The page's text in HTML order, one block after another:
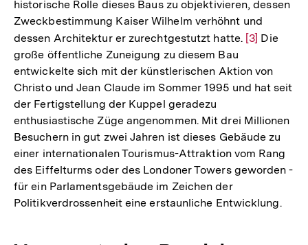
historische Rolle dieses Baus zu objektivieren, dessen
Zweckbestimmung Kaiser Wilhelm verhöhnt und
dessen Architektur er zurechtgestutzt hatte. Zur
der
Fußnote
[3] Die
große öffentliche Zuneigung zu diesem Bau
entwickelte sich mit der künstlerischen Aktion von
Christo und Jean Claude im Sommer 1995 und hat seit
der Fertigstellung der Kuppel geradezu
enthusiastische Züge angenommen. Mit drei Millionen
Besuchern in gut zwei Jahren ist dieses Gebäude zu
einer internationalen Tourismus-Attraktion vom Rang
des Eiffelturms oder des Londoner Towers geworden -
für ein Parlamentsgebäude im Zeichen der
Politikverdrossenheit eine erstaunliche Entwicklung.